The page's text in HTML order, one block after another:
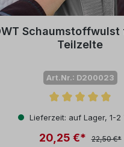
Schaumstoffwulst
Teilzelte
Art.Nr.: D200023
Bewertung
Lieferzeit: auf Lager, 1-2
20,25 €* 22,50 €*